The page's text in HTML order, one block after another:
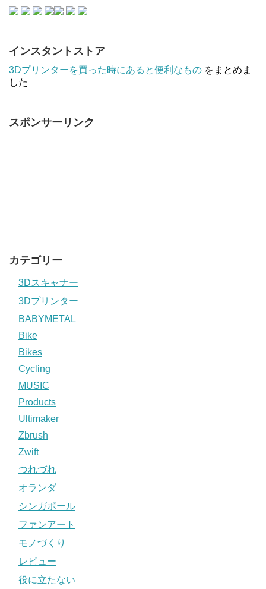
インスタントストア
3Dプリンターを買った時にあると便利なもの をまとめま
した
スポンサーリンク
カテゴリー
3Dスキャナー
3Dプリンター
BABYMETAL
Bike
Bikes
Cycling
MUSIC
Products
Ultimaker
Zbrush
Zwift
つれづれ
オランダ
シンガポール
ファンアート
モノづくり
レビュー
役に立たない